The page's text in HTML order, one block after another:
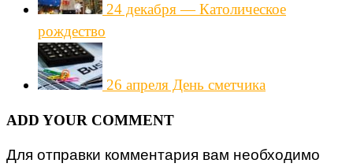
24 декабря — Католическое
рождество
26 апреля День сметчика
ADD YOUR COMMENT
Для отправки комментария вам необходимо